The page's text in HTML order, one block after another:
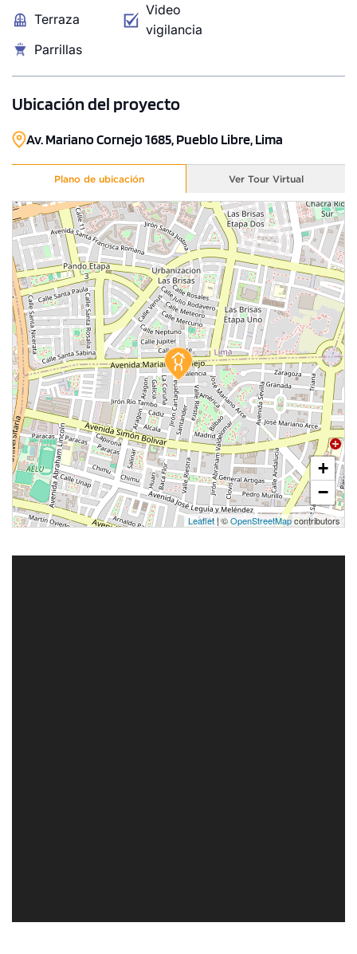
Terraza
Video
vigilancia
Parrillas
Ubicación del proyecto
Av. Mariano Cornejo 1685, Pueblo Libre, Lima
Plano de ubicación Ver Tour Virtual
+
−
Leaflet| ©OpenStreetMapcontributors